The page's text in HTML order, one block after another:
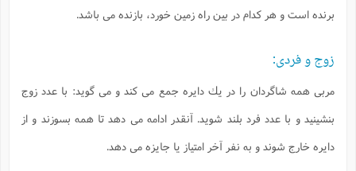
برنده است و هر كدام در بين راه زمين خورد، بازنده مى باشد.
زوج و فردى:
مربى همه شاگردان را در يك دايره جمع مى كند و مى گويد: با عدد زوج
بنشينيد و با عدد فرد بلند شويد. آنقدر ادامه مى دهد تا همه بسوزند و از
دايره خارج شوند و به نفر آخر امتياز يا جايزه مى دهد.